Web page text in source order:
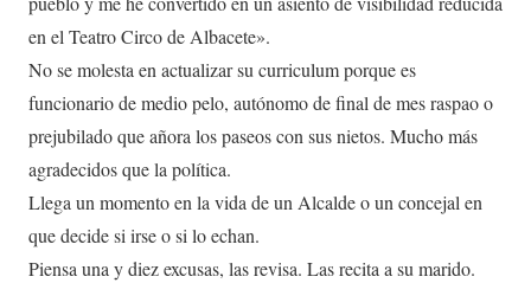
en el Teatro Circo de Albacete».
No se molesta en actualizar su curriculum porque es
funcionario de medio pelo, autónomo de final de mes raspao o
prejubilado que añora los paseos con sus nietos. Mucho más
agradecidos que la política.
Llega un momento en la vida de un Alcalde o un concejal en
que decide si irse o si lo echan.
Piensa una y diez excusas, las revisa. Las recita a su marido.